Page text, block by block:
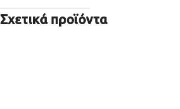
Σχετικά προϊόντα